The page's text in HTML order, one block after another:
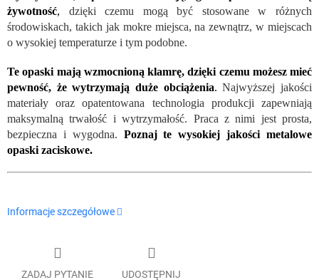
żywotność, dzięki czemu mogą być stosowane w różnych
środowiskach, takich jak mokre miejsca, na zewnątrz, w miejscach
o wysokiej temperaturze i tym podobne.
Te opaski mają wzmocnioną klamrę, dzięki czemu możesz mieć
pewność, że wytrzymają duże obciążenia. Najwyższej jakości
materiały oraz opatentowana technologia produkcji zapewniają
maksymalną trwałość i wytrzymałość. Praca z nimi jest prosta,
bezpieczna i wygodna. Poznaj te wysokiej jakości metalowe
opaski zaciskowe.
Informacje szczegółowe
ZADAJ PYTANIE UDOSTĘPNIJ